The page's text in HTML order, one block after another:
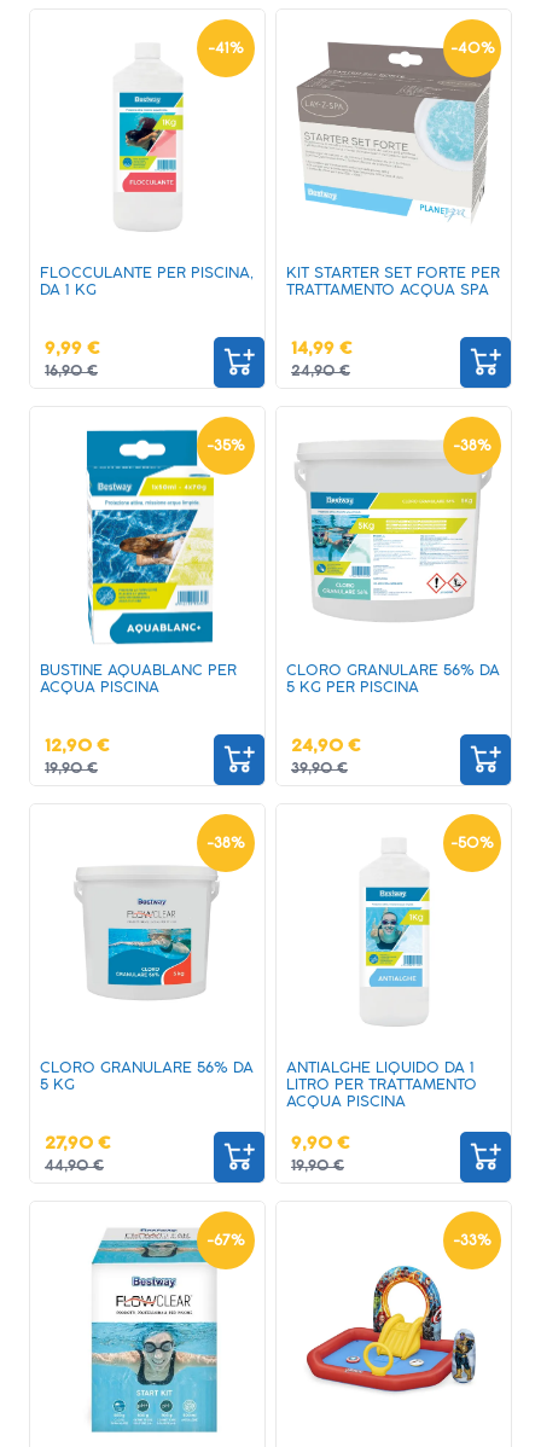
-41%
FLOCCULANTE PER PISCINA,
DA 1 KG
9,99 €
16,90 €
-40%
KIT STARTER SET FORTE PER
TRATTAMENTO ACQUA SPA
14,99 €
24,90 €
-35%
BUSTINE AQUABLANC PER
ACQUA PISCINA
12,90 €
19,90 €
-38%
CLORO GRANULARE 56% DA
5 KG PER PISCINA
24,90 €
39,90 €
-38%
CLORO GRANULARE 56% DA
5 KG
27,90 €
44,90 €
-50%
ANTIALGHE LIQUIDO DA 1
LITRO PER TRATTAMENTO
ACQUA PISCINA
9,90 €
19,90 €
-67% -33%